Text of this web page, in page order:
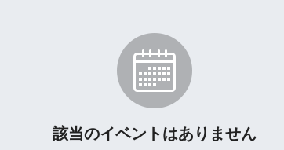
該当のイベントはありません